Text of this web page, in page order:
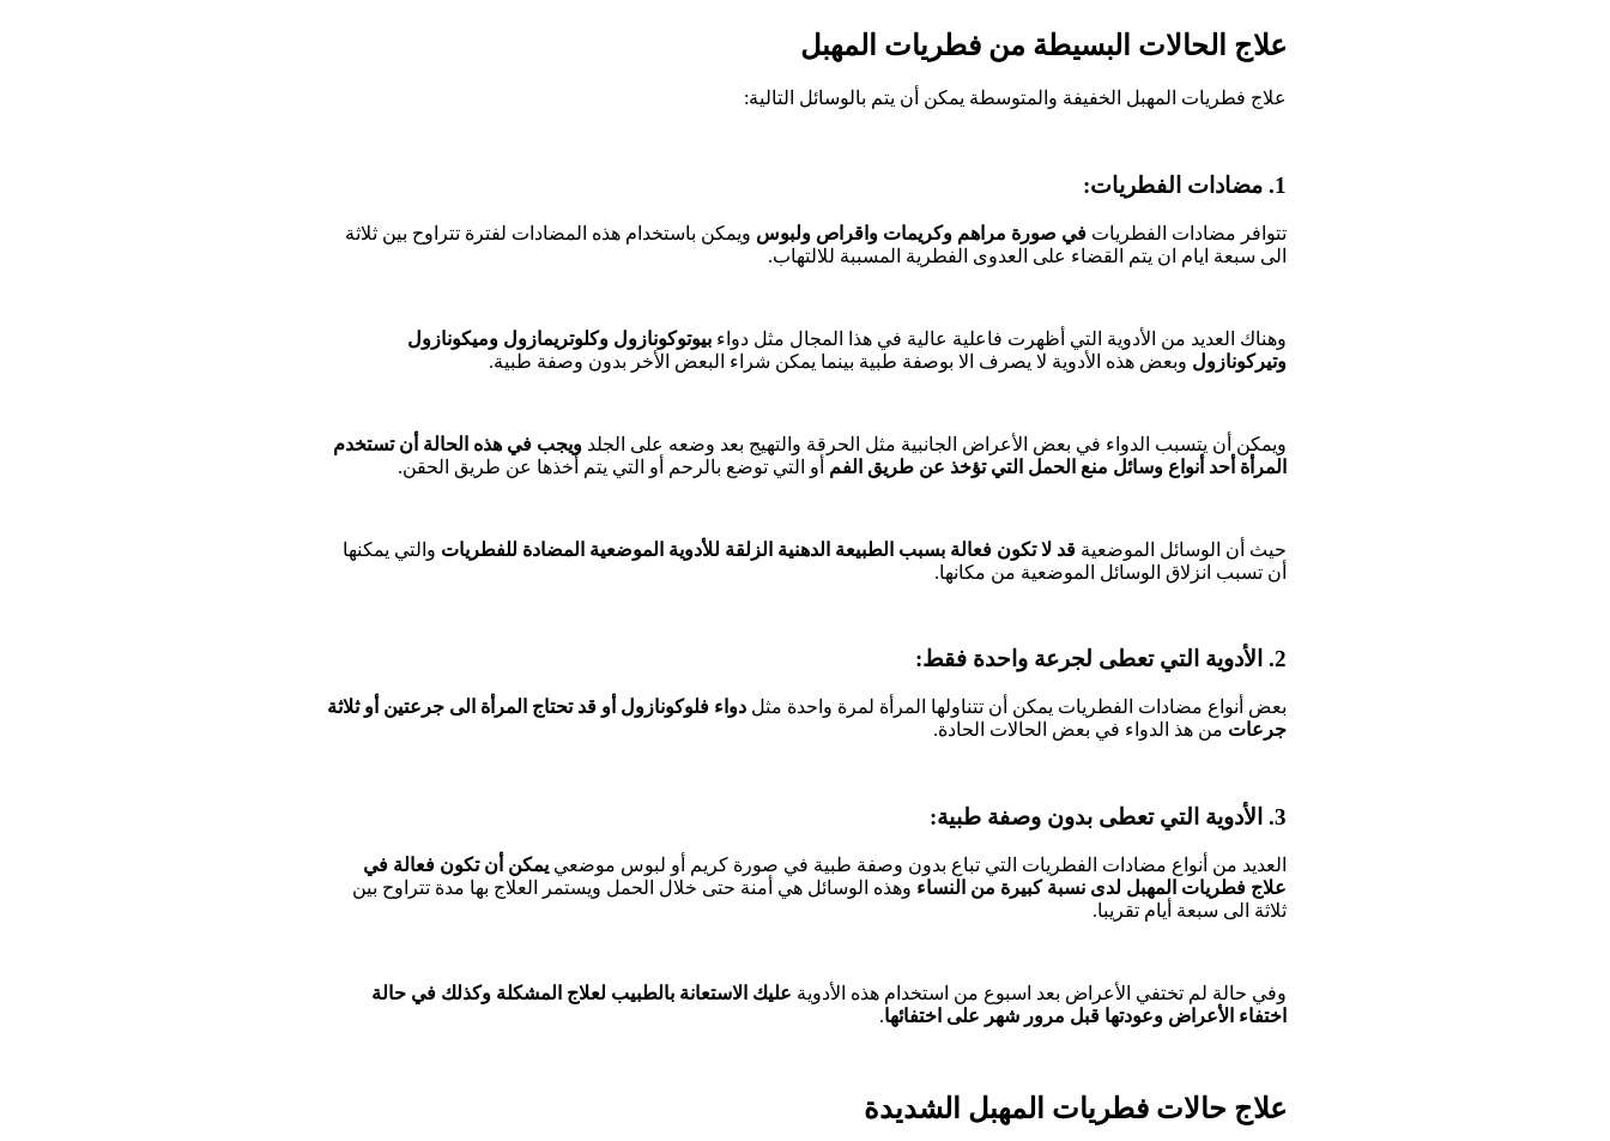
علاج الحالات البسيطة من فطريات المهبل
علاج فطريات المهبل الخفيفة والمتوسطة يمكن أن يتم بالوسائل التالية:
1. مضادات الفطريات:
تتوافر مضادات الفطريات في صورة مراهم وكريمات واقراص ولبوس ويمكن باستخدام هذه المضادات لفترة تتراوح بين ثلاثة
الى سبعة ايام ان يتم القضاء على العدوى الفطرية المسببة للالتهاب.
وهناك العديد من الأدوية التي أظهرت فاعلية عالية في هذا المجال مثل دواء بيوتوكونازول وكلوتريمازول وميكونازول
وتيركونازول وبعض هذه الأدوية لا يصرف الا بوصفة طبية بينما يمكن شراء البعض الأخر بدون وصفة طبية.
ويمكن أن يتسبب الدواء في بعض الأعراض الجانبية مثل الحرقة والتهيج بعد وضعه على الجلد ويجب في هذه الحالة أن تستخدم
المرأة أحد أنواع وسائل منع الحمل التي تؤخذ عن طريق الفم أو التي توضع بالرحم أو التي يتم أخذها عن طريق الحقن.
حيث أن الوسائل الموضعية قد لا تكون فعالة بسبب الطبيعة الدهنية الزلقة للأدوية الموضعية المضادة للفطريات والتي يمكنها
أن تسبب انزلاق الوسائل الموضعية من مكانها.
2. الأدوية التي تعطى لجرعة واحدة فقط:
بعض أنواع مضادات الفطريات يمكن أن تتناولها المرأة لمرة واحدة مثل دواء فلوكونازول أو قد تحتاج المرأة الى جرعتين أو ثلاثة
جرعات من هذ الدواء في بعض الحالات الحادة.
3. الأدوية التي تعطى بدون وصفة طبية:
العديد من أنواع مضادات الفطريات التي تباع بدون وصفة طبية في صورة كريم أو لبوس موضعي يمكن أن تكون فعالة في
علاج فطريات المهبل لدى نسبة كبيرة من النساء وهذه الوسائل هي أمنة حتى خلال الحمل ويستمر العلاج بها مدة تتراوح بين
ثلاثة الى سبعة أيام تقريبا.
وفي حالة لم تختفي الأعراض بعد اسبوع من استخدام هذه الأدوية عليك الاستعانة بالطبيب لعلاج المشكلة وكذلك في حالة
اختفاء الأعراض وعودتها قبل مرور شهر على اختفائها.
علاج حالات فطريات المهبل الشديدة